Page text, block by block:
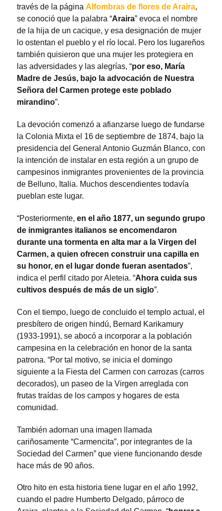
través de la página Alfombras de flores de Araira,
se conoció que la palabra “Araira” evoca el nombre
de la hija de un cacique, y esa designación de mujer
lo ostentan el pueblo y el río local. Pero los lugareños
también quisieron que una mujer les protegiera en
las adversidades y las alegrías, “por eso, María
Madre de Jesús, bajo la advocación de Nuestra
Señora del Carmen protege este poblado
mirandino”.
La devoción comenzó a afianzarse luego de fundarse
la Colonia Mixta el 16 de septiembre de 1874, bajo la
presidencia del General Antonio Guzmán Blanco, con
la intención de instalar en esta región a un grupo de
campesinos inmigrantes provenientes de la provincia
de Belluno, Italia. Muchos descendientes todavía
pueblan este lugar.
“Posteriormente, en el año 1877, un segundo grupo
de inmigrantes italianos se encomendaron
durante una tormenta en alta mar a la Virgen del
Carmen, a quien ofrecen construir una capilla en
su honor, en el lugar donde fueran asentados”,
indica el perfil citado por Aleteia. “Ahora cuida sus
cultivos después de más de un siglo”.
Con el tiempo, luego de concluido el templo actual, el
presbítero de origen hindú, Bernard Karikamury
(1933-1991), se abocó a incorporar a la población
campesina en la celebración en honor de la santa
patrona. “Por tal motivo, se inicia el domingo
siguiente a la Fiesta del Carmen con carrozas (carros
decorados), un paseo de la Virgen arreglada con
frutas traídas de los campos y hogares de esta
comunidad.
También adornan una imagen llamada
cariñosamente “Carmencita”, por integrantes de la
Sociedad del Carmen” que viene funcionando desde
hace más de 90 años.
Otro hito en esta historia tiene lugar en el año 1992,
cuando el padre Humberto Delgado, párroco de